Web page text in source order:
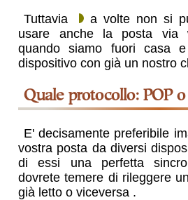
Tuttavia
a volte non si
usare anche la posta via
quando siamo fuori casa
dispositivo con già un nostro
quale protocollo: POP o
E' decisamente preferibile
vostra posta da diversi
di essi una perfetta
dovrete temere di rileggere
già letto o viceversa .